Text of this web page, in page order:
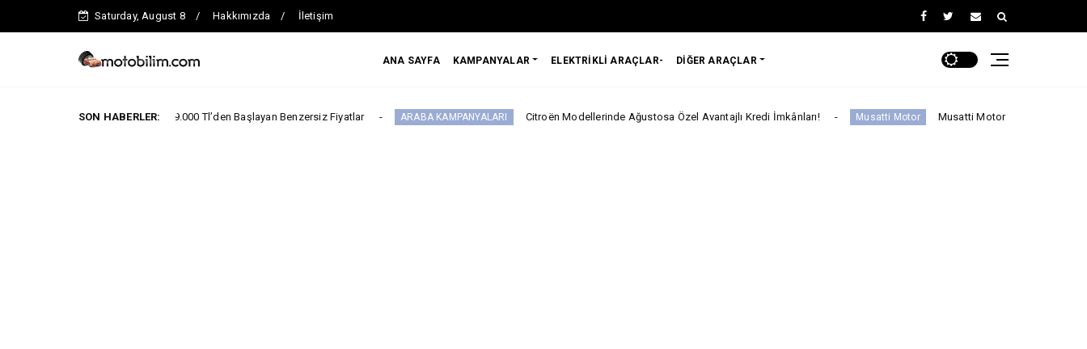
Saturday, August 8 Hakkımızda İletişim
ANA SAYFA KAMPANYALAR ELEKTRİKLİ ARAÇLAR- DİĞER ARAÇLAR
SON HABERLER:
Özel 1.199.000 Tl’den Başlayan Benzersiz Fiyatlar ARABA KAMPANYALARI Citroën Modellerinde Ağustosa Özel Avantajlı Kredi İmkânları! Musatti Motor Musatti Motor Carbot, Kingpow ve Off Track ile